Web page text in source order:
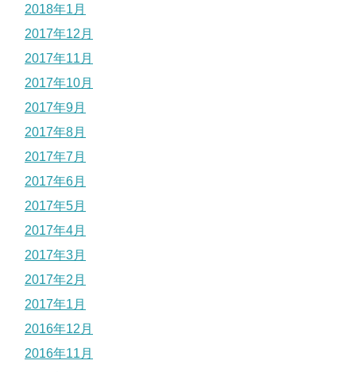
2018年1月
2017年12月
2017年11月
2017年10月
2017年9月
2017年8月
2017年7月
2017年6月
2017年5月
2017年4月
2017年3月
2017年2月
2017年1月
2016年12月
2016年11月